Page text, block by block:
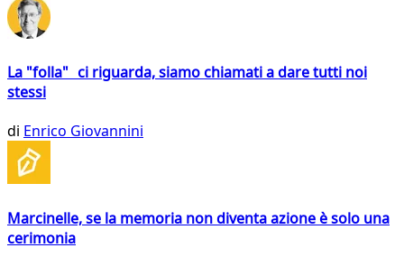
La "folla" ci riguarda, siamo chiamati a dare tutti noi
stessi
di Enrico Giovannini
Marcinelle, se la memoria non diventa azione è solo una
cerimonia